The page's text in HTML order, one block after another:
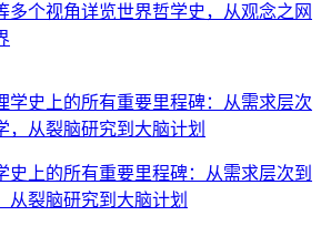
多个视角详览世界哲学史，从观念之网
史上的所有重要里程碑：从需求层次到
从裂脑研究到大脑计划